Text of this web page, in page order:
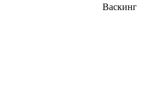
Васкинг